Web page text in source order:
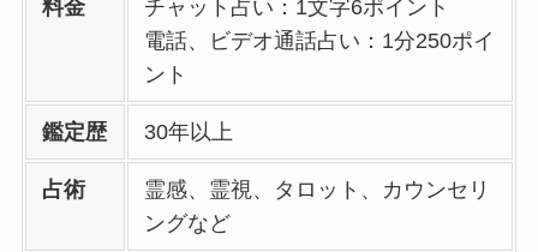
料金
チャット占い：1文字6ポイント
電話、ビデオ通話占い：1分250ポイ
ント
鑑定歴 30年以上
占術
霊感、霊視、タロット、カウンセリ
ングなど